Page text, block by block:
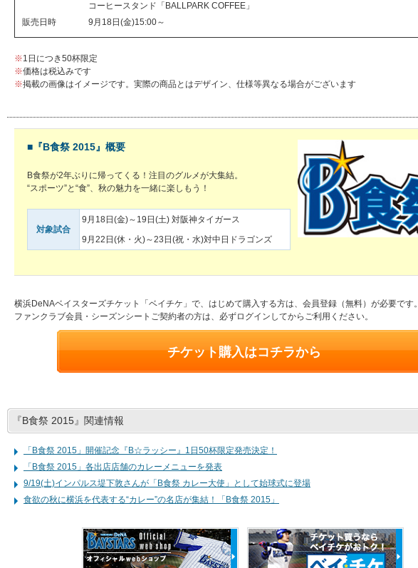
コーヒースタンド「BALLPARK COFFEE」
販売日時
9月18日(金)15:00～
※1日につき50杯限定
※価格は税込みです
※掲載の画像はイメージです。実際の商品とはデザイン、仕様等異なる場合がございます
■『B食祭 2015』概要
B食祭が2年ぶりに帰ってくる！注目のグルメが大集結。
“スポーツ”と“食”、秋の魅力を一緒に楽しもう！
対象試合
9月18日(金)～19日(土) 対阪神タイガース
9月22日(休・火)～23日(祝・水)対中日ドラゴンズ
横浜DeNAベイスターズチケット「ベイチケ」で、はじめて購入する方は、会員登録（無料）が必要です。
ファンクラブ会員・シーズンシートご契約者の方は、必ずログインしてからご利用ください。
チケット購入はコチラから
『B食祭 2015』関連情報
「B食祭 2015」開催記念『B☆ラッシー』1日50杯限定発売決定！
「B食祭 2015」各出店店舗のカレーメニューを発表
9/19(土)インパルス堤下敦さんが「B食祭 カレー大使」として始球式に登場
食欲の秋に横浜を代表する“カレー”の名店が集結！「B食祭 2015」